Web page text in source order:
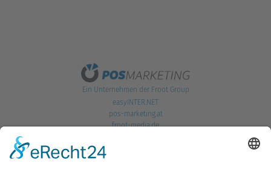
Ein Unternehmen der Froot Group
easyINTER.NET
pos-marketing.at
froot-media.de